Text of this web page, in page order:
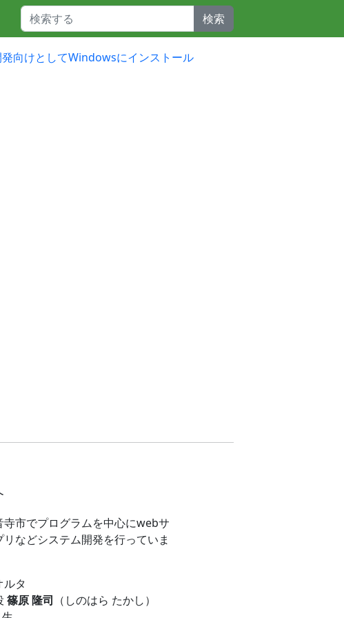
検索
向けとしてWindowsにインストール
寺市でプログラムを中心にwebサ
リなどシステム開発を行っていま
ルタ
篠原 隆司 （しのはら たかし）